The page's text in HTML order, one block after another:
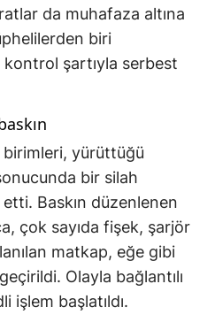
da muhafaza altına
biri
şartıyla serbest
birimleri, yürüttüğü
bir silah
Baskın düzenlenen
çok sayıda fişek, şarjör
matkap, eğe gibi
Olayla bağlantılı
işlem başlatıldı.